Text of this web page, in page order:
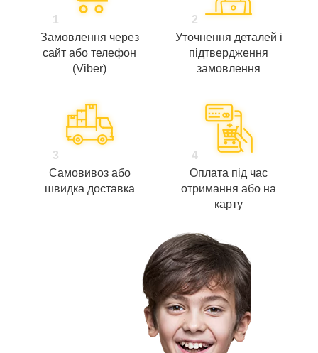
1
Замовлення через
сайт або телефон
(Viber)
2
Уточнення деталей і
підтвердження
замовлення
3
Самовивоз або
швидка доставка
4
Оплата під час
отримання або на
карту